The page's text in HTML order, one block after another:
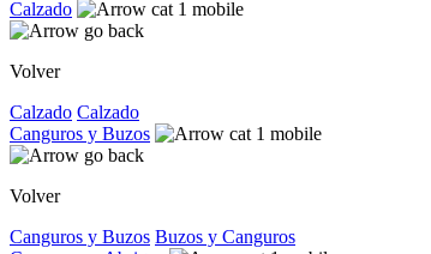
Calzado
Volver
Calzado Calzado
Canguros y Buzos
Volver
Canguros y Buzos Buzos y Canguros